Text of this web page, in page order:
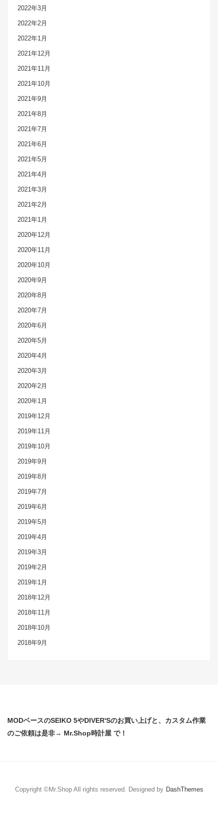
2022年3月
2022年2月
2022年1月
2021年12月
2021年11月
2021年10月
2021年9月
2021年8月
2021年7月
2021年6月
2021年5月
2021年4月
2021年3月
2021年2月
2021年1月
2020年12月
2020年11月
2020年10月
2020年9月
2020年8月
2020年7月
2020年6月
2020年5月
2020年4月
2020年3月
2020年2月
2020年1月
2019年12月
2019年11月
2019年10月
2019年9月
2019年8月
2019年7月
2019年6月
2019年5月
2019年4月
2019年3月
2019年2月
2019年1月
2018年12月
2018年11月
2018年10月
2018年9月
MODベースのSEIKO 5やDIVER'Sのお買い上げと、カスタム作業
のご依頼は是非→ Mr.Shop時計屋 で！
Copyright ©Mr.Shop All rights reserved. Designed by DashThemes